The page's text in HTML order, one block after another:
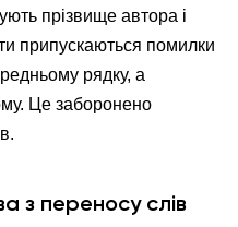
прізвище автора і
припускаються помилки
рядку, а
Це заборонено
з переносу слів